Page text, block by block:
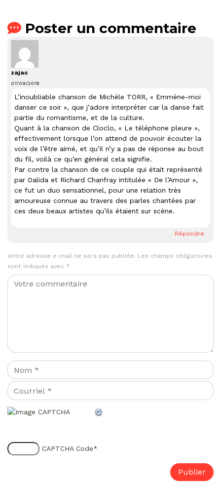
Poster un commentaire
zajac
07/09/2018
L’inoubliable chanson de Michèle TORR, « Emmène-moi
danser ce soir », que j’adore interpréter car la danse fait
partie du romantisme, et de la culture.
Quant à la chanson de Cloclo, « Le téléphone pleure »,
effectivement lorsque l’on attend de pouvoir écouter la
voix de l’être aimé, et qu’il n’y a pas de réponse au bout
du fil, voilà ce qu’en général cela signifie.
Par contre la chanson de ce couple qui était représenté
par Dalida et Richard Chanfray intitulée « De l’Amour »,
ce fut un duo sensationnel, pour une relation très
amoureuse connue au travers des parles chantées par
ces deux beaux artistes qu’ils étaient sur scène.
Répondre
Votre adresse e-mail ne sera pas publiée. Les champs obligatoires
sont indiqués avec *
CAPTCHA Code*